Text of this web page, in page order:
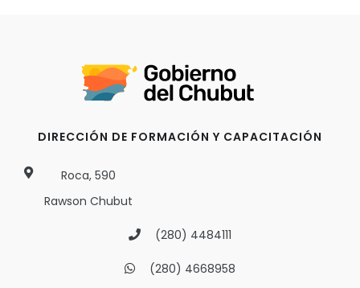
DIRECCIÓN DE FORMACIÓN Y CAPACITACIÓN
Roca, 590
Rawson Chubut
(280) 4484111
(280) 4668958